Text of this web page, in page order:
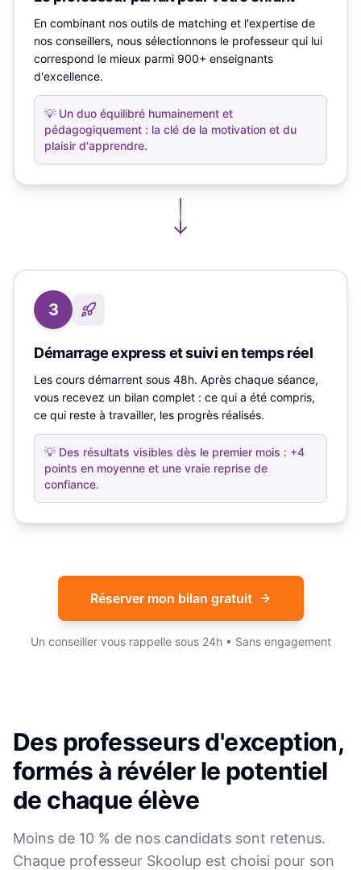
En combinant nos outils de matching et l'expertise de
nos conseillers, nous sélectionnons le professeur qui lui
correspond le mieux parmi 900+ enseignants
d'excellence.
💡 Un duo équilibré humainement et
pédagogiquement : la clé de la motivation et du
plaisir d'apprendre.
3
Démarrage express et suivi en temps réel
Les cours démarrent sous 48h. Après chaque séance,
vous recevez un bilan complet : ce qui a été compris,
ce qui reste à travailler, les progrès réalisés.
💡 Des résultats visibles dès le premier mois : +4
points en moyenne et une vraie reprise de
confiance.
Réserver mon bilan gratuit
Un conseiller vous rappelle sous 24h • Sans engagement
Des professeurs d'exception,
formés à révéler le potentiel
de chaque élève
Moins de 10 % de nos candidats sont retenus.
Chaque professeur Skoolup est choisi pour son